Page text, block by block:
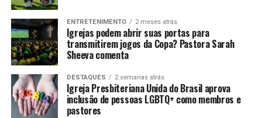
ENTRETENIMENTO 2 meses atrás
Igrejas podem abrir suas portas para
transmitirem jogos da Copa? Pastora Sarah
Sheeva comenta
DESTAQUES 2 semanas atrás
Igreja Presbiteriana Unida do Brasil aprova
inclusão de pessoas LGBTQ+ como membros e
pastores